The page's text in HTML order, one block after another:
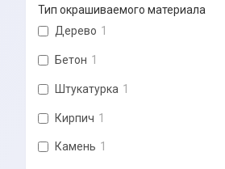
Тип окрашиваемого материала
Дерево 1
Бетон 1
Штукатурка 1
Кирпич 1
Камень 1